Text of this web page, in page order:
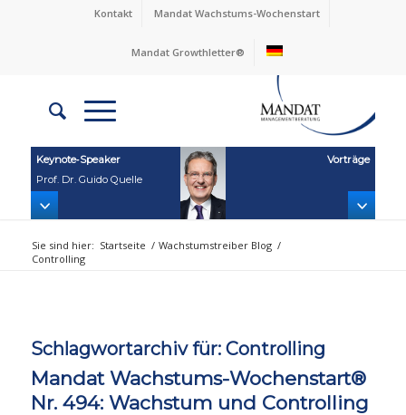
Kontakt Mandat Wachstums-Wochenstart
Mandat Growthletter®
Keynote‑Speaker
Prof. Dr. Guido Quelle
Vorträge
Sie sind hier: Startseite / Wachstumstreiber Blog /
Controlling
Schlagwortarchiv für: Controlling
Mandat Wachstums-Wochenstart®
Nr. 494: Wachstum und Controlling